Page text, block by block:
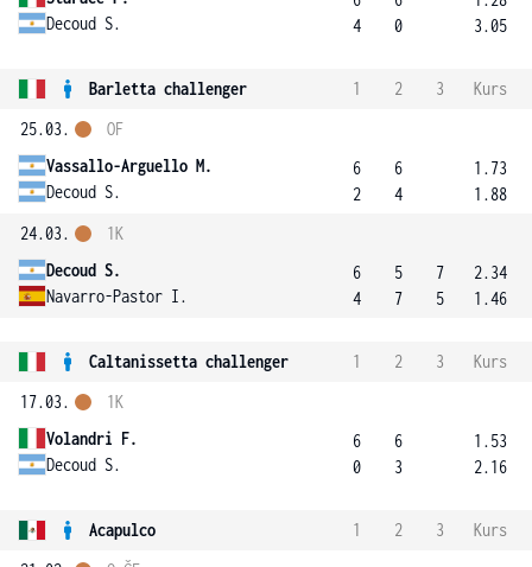
Decoud S.
4
0
3.05
Barletta challenger 1 2 3
Kurs
25.03.
Vassallo-Arguello M.
Decoud S.
OF
6
2
6
4
1.73
1.88
24.03.
Decoud S.
Navarro-Pastor I.
1K
6
4
5
7
7
5
2.34
1.46
Caltanissetta challenger 1 2 3
Kurs
17.03.
Volandri F.
Decoud S.
1K
6
0
6
3
1.53
2.16
Acapulco 1 2 3
Kurs